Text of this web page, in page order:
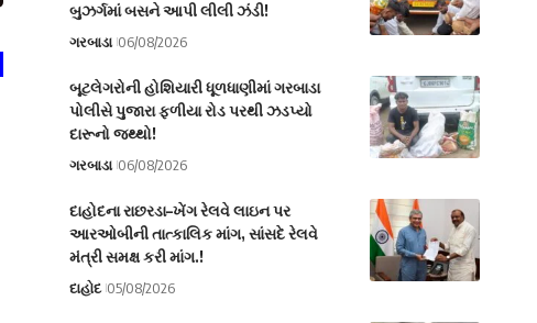
બુઝર્ગમાં બસને આપી લીલી ઝંડી!
ગરબાડા 06/08/2026
બૂટલેગરોની હોશિયારી ધૂળધાણીમાં ગરબાડા
પોલીસે પુજારા ફળીયા રોડ પરથી ઝડપ્યો
દારૂનો જથ્થો!
ગરબાડા 06/08/2026
દાહોદના રાછરડા–ખેંગ રેલવે લાઇન પર
આરઓબીની તાત્કાલિક માંગ, સાંસદે રેલવે
મંત્રી સમક્ષ કરી માંગ.!
દાહોદ 05/08/2026